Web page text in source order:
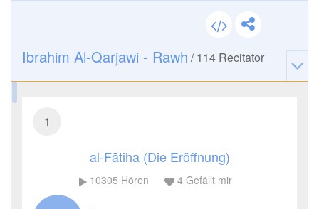
Ibrahim Al-Qarjawi - Rawh /114 Recitator
1
al-Fātiha (Die Eröffnung)
10305 Hören 4Gefällt mir